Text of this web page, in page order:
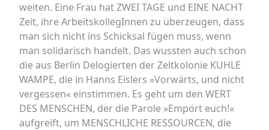
weiten. Eine Frau hat ZWEI TAGE und EINE NACHT
Zeit, ihre ArbeitskollegInnen zu überzeugen, dass
man sich nicht ins Schicksal fügen muss, wenn
man solidarisch handelt. Das wussten auch schon
die aus Berlin Delogierten der Zeltkolonie KUHLE
WAMPE, die in Hanns Eislers »Vorwärts, und nicht
vergessen« einstimmen. Es geht um den WERT
DES MENSCHEN, der die Parole »Empört euch!«
aufgreift, um MENSCHLICHE RESSOURCEN, die